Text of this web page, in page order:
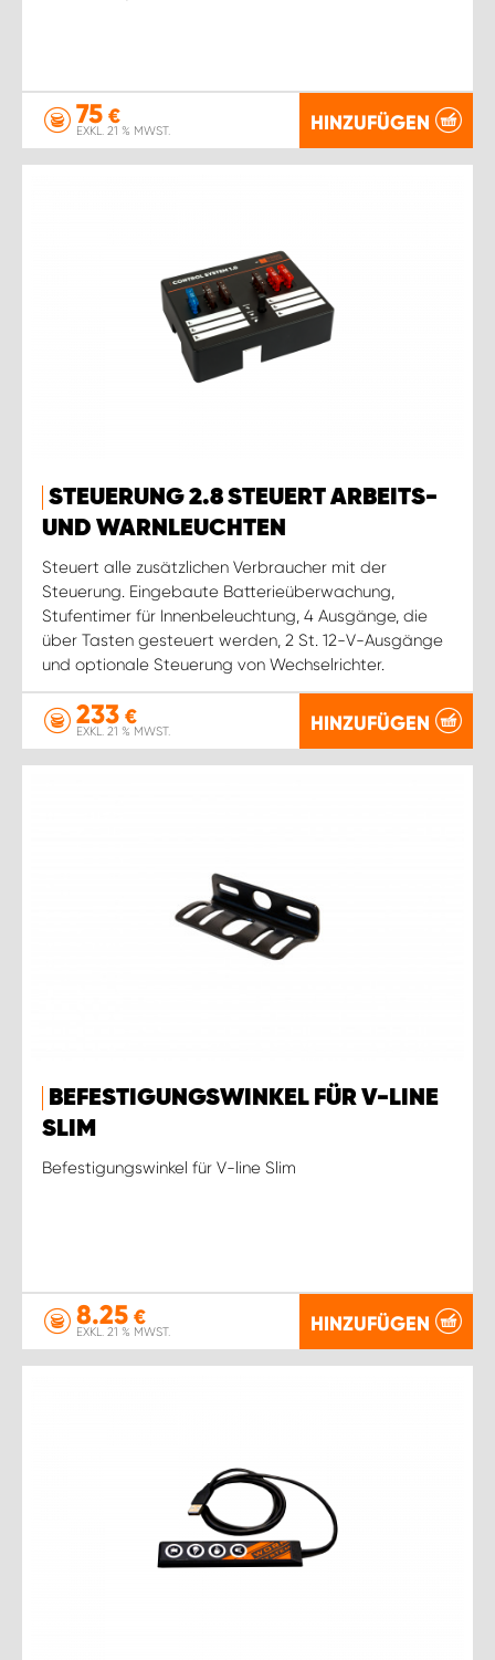
75 €
EXKL. 21 % MWST. HINZUFÜGEN
STEUERUNG 2.8 STEUERT ARBEITS-
UND WARNLEUCHTEN
Steuert alle zusätzlichen Verbraucher mit der
Steuerung. Eingebaute Batterieüberwachung,
Stufentimer für Innenbeleuchtung, 4 Ausgänge, die
über Tasten gesteuert werden, 2 St. 12-V-Ausgänge
und optionale Steuerung von Wechselrichter.
233 €
EXKL. 21 % MWST. HINZUFÜGEN
BEFESTIGUNGSWINKEL FÜR V-LINE
SLIM
Befestigungswinkel für V-line Slim
8.25 €
EXKL. 21 % MWST. HINZUFÜGEN